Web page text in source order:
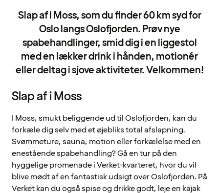
Slap af i Moss, som du finder 60 km syd for
Oslo langs Oslofjorden. Prøv nye
spabehandlinger, smid dig i en liggestol
med en lækker drink i hånden, motionér
eller deltag i sjove aktiviteter. Velkommen!
Slap af i Moss
I Moss, smukt beliggende ud til Oslofjorden, kan du
forkæle dig selv med et øjebliks total afslapning.
Svømmeture, sauna, motion eller forkælelse med en
enestående spabehandling? Gå en tur på den
hyggelige promenade i Verket-kvarteret, hvor du vil
blive mødt af en fantastisk udsigt over Oslofjorden. På
Verket kan du også spise og drikke godt, leje en kajak